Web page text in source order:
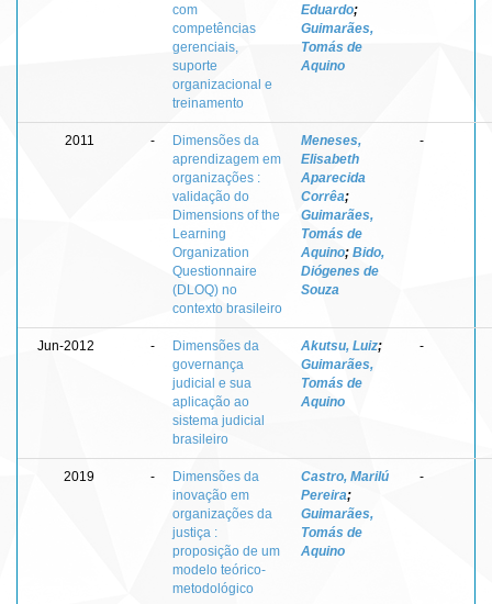
com
competências
gerenciais,
suporte
organizacional e
treinamento
Eduardo;
Guimarães,
Tomás de
Aquino
2011 -
Dimensões da
aprendizagem em
organizações :
validação do
Dimensions of the
Learning
Organization
Questionnaire
(DLOQ) no
contexto brasileiro
Meneses,
Elisabeth
Aparecida
Corrêa;
Guimarães,
Tomás de
Aquino; Bido,
Diógenes de
Souza
-
Jun-2012 -
Dimensões da
governança
judicial e sua
aplicação ao
sistema judicial
brasileiro
Akutsu, Luiz;
Guimarães,
Tomás de
Aquino
-
2019 -
Dimensões da
inovação em
organizações da
justiça :
proposição de um
modelo teórico-
metodológico
Castro, Marilú
Pereira;
Guimarães,
Tomás de
Aquino
-